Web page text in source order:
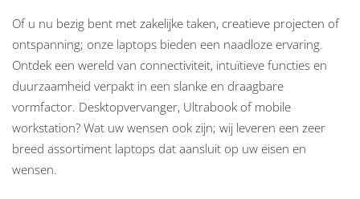
Of u nu bezig bent met zakelijke taken, creatieve projecten of
ontspanning; onze laptops bieden een naadloze ervaring.
Ontdek een wereld van connectiviteit, intuïtieve functies en
duurzaamheid verpakt in een slanke en draagbare
vormfactor. Desktopvervanger, Ultrabook of mobile
workstation? Wat uw wensen ook zijn; wij leveren een zeer
breed assortiment laptops dat aansluit op uw eisen en
wensen.